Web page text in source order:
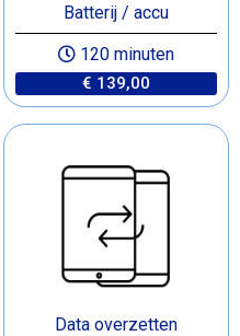
Batterij / accu
120 minuten
€ 139,00
Data overzetten